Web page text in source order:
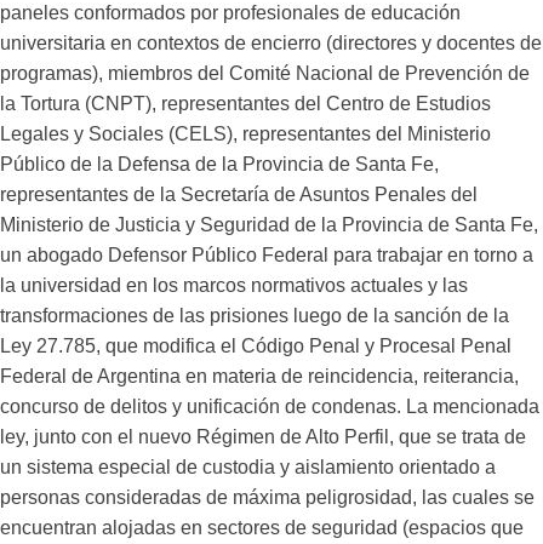
paneles conformados por profesionales de educación
universitaria en contextos de encierro (directores y docentes de
programas), miembros del Comité Nacional de Prevención de
la Tortura (CNPT), representantes del Centro de Estudios
Legales y Sociales (CELS), representantes del Ministerio
Público de la Defensa de la Provincia de Santa Fe,
representantes de la Secretaría de Asuntos Penales del
Ministerio de Justicia y Seguridad de la Provincia de Santa Fe,
un abogado Defensor Público Federal para trabajar en torno a
la universidad en los marcos normativos actuales y las
transformaciones de las prisiones luego de la sanción de la
Ley 27.785, que modifica el Código Penal y Procesal Penal
Federal de Argentina en materia de reincidencia, reiterancia,
concurso de delitos y unificación de condenas. La mencionada
ley, junto con el nuevo Régimen de Alto Perfil, que se trata de
un sistema especial de custodia y aislamiento orientado a
personas consideradas de máxima peligrosidad, las cuales se
encuentran alojadas en sectores de seguridad (espacios que